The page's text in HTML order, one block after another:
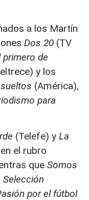
a los Martín
Dos 20 (TV
primero de
y los
(América),
para
(Telefe) y La
el rubro
que Somos
Selección
por el fútbol